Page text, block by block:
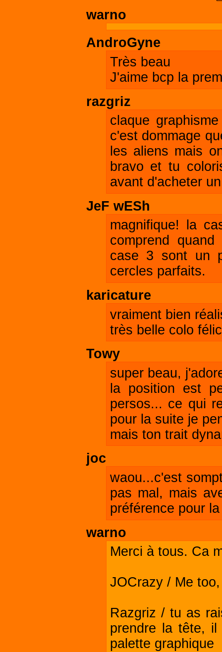
warno
AndroGyne
Très beau
J'aime bcp la
razgriz
claque
c'est dommage
les aliens mais
bravo et tu
avant d'acheter
JeF wESh
magnifique! la
comprend
case 3 sont un
cercles parfaits.
karicature
vraiment bien
très belle colo
Towy
super beau,
la position est
persos... ce qui
pour la suite je
mais ton trait
joc
waou...c'est
pas mal, mais
préférence pour
warno
Merci à tous. Ca
JOCrazy / Me
Razgriz / tu as
prendre la tête,
palette graphique